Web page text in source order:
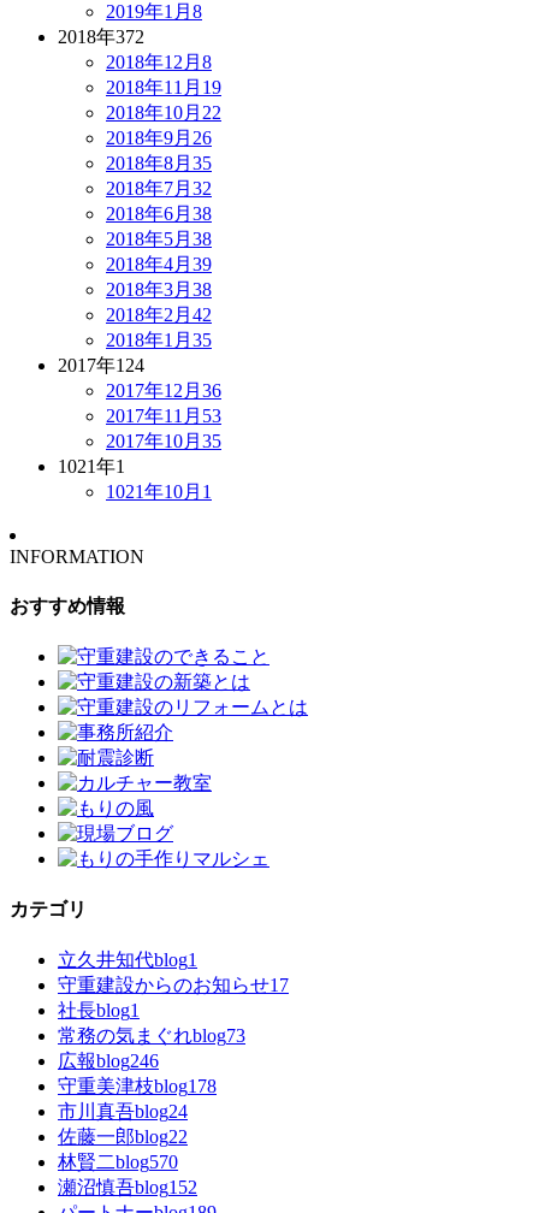
2019年1月 8
2018年372
2018年12月 8
2018年11月 19
2018年10月 22
2018年9月 26
2018年8月 35
2018年7月 32
2018年6月 38
2018年5月 38
2018年4月 39
2018年3月 38
2018年2月 42
2018年1月 35
2017年124
2017年12月 36
2017年11月 53
2017年10月 35
1021年1
1021年10月 1
INFORMATION
おすすめ情報
カテゴリ
立久井知代blog1
守重建設からのお知らせ17
社長blog1
常務の気まぐれblog73
広報blog246
守重美津枝blog178
市川真吾blog24
佐藤一郎blog22
林賢二blog570
瀬沼慎吾blog152